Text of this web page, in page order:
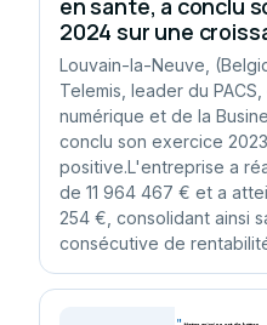
en santé, a conclu
2024 sur une
Louvain-la-Neuve,
Telemis, leader du
numérique et de la
conclu son exercice
positive.L'entreprise a
de 11 964 467 € et a
254 €, consolidant ainsi
consécutive de